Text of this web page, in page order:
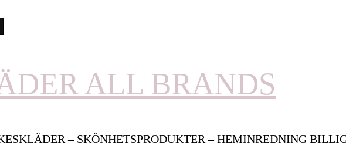
ALL BRANDS
– SKÖNHETSPRODUKTER – HEMINREDNING